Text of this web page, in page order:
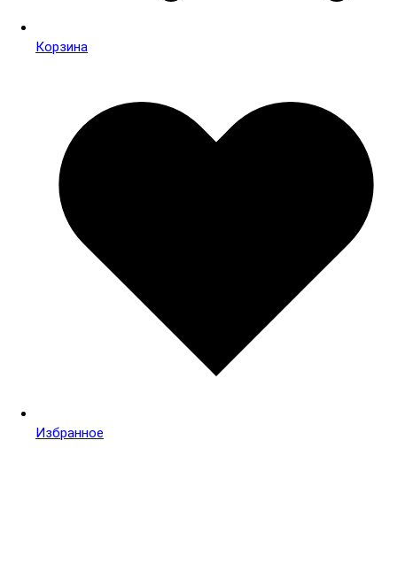
Корзина
Избранное